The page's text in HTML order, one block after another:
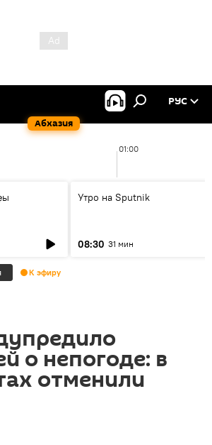
Абхазия
РУС
01:00
Утро на Sputnik
08:30 31 мин
К эфиру
о непогоде: в
отменили